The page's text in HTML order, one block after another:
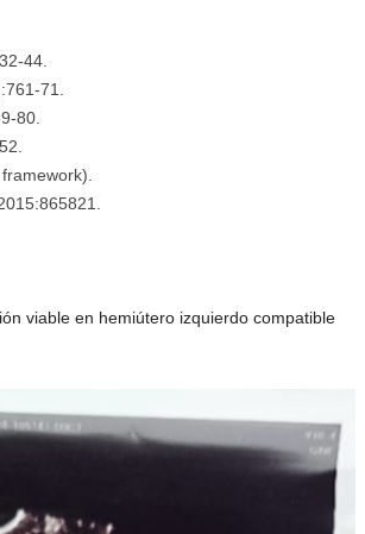
44.
71.
80.
viable en hemiútero izquierdo compatible